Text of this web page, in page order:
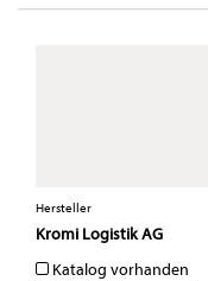
Hersteller
Kromi Logistik AG
Katalog vorhanden